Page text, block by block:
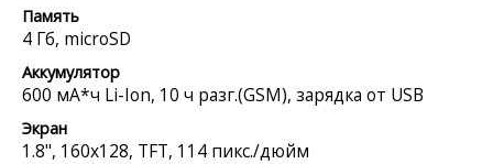
Память
4 Гб, microSD
Аккумулятор
600 мА*ч Li-Ion, 10 ч разг.(GSM), зарядка от USB
Экран
1.8", 160x128, TFT, 114 пикс./дюйм